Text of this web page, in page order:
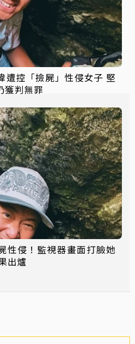
遭控「撿屍」性侵女子 堅
獲判無罪
性侵！監視器畫面打臉她
出爐